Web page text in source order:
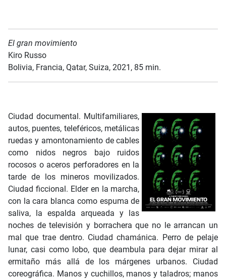
El gran movimiento
Kiro Russo
Bolivia, Francia, Qatar, Suiza, 2021, 85 min.
Ciudad documental. Multifamiliares,
autos, puentes, teleféricos, metálicas
ruedas y amontonamiento de cables
como nidos negros bajo ruidos
rocosos o aceros perforadores en la
tarde de los mineros movilizados.
Ciudad ficcional. Elder en la marcha,
con la cara blanca como espuma de
saliva, la espalda arqueada y las
noches de televisión y borrachera que no le arrancan un
mal que trae dentro. Ciudad chamánica. Perro de pelaje
lunar, casi como lobo, que deambula para dejar mirar al
ermitaño más allá de los márgenes urbanos. Ciudad
coreográfica. Manos y cuchillos, manos y taladros; manos